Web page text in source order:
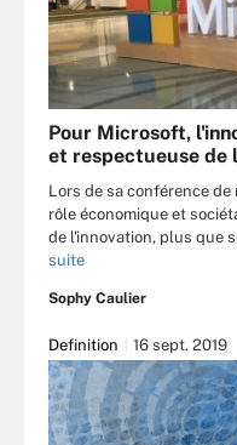
Pour Microsoft,
et respectueuse de
Lors de sa conférence
rôle économique et
de l'innovation, plus que
suite
Sophy Caulier
Definition 16 sept. 2019